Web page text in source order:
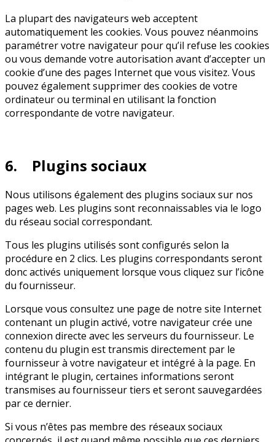
La plupart des navigateurs web acceptent
automatiquement les cookies. Vous pouvez néanmoins
paramétrer votre navigateur pour qu’il refuse les cookies
ou vous demande votre autorisation avant d’accepter un
cookie d’une des pages Internet que vous visitez. Vous
pouvez également supprimer des cookies de votre
ordinateur ou terminal en utilisant la fonction
correspondante de votre navigateur.
6. Plugins sociaux
Nous utilisons également des plugins sociaux sur nos
pages web. Les plugins sont reconnaissables via le logo
du réseau social correspondant.
Tous les plugins utilisés sont configurés selon la
procédure en 2 clics. Les plugins correspondants seront
donc activés uniquement lorsque vous cliquez sur l’icône
du fournisseur.
Lorsque vous consultez une page de notre site Internet
contenant un plugin activé, votre navigateur crée une
connexion directe avec les serveurs du fournisseur. Le
contenu du plugin est transmis directement par le
fournisseur à votre navigateur et intégré à la page. En
intégrant le plugin, certaines informations seront
transmises au fournisseur tiers et seront sauvegardées
par ce dernier.
Si vous n’êtes pas membre des réseaux sociaux